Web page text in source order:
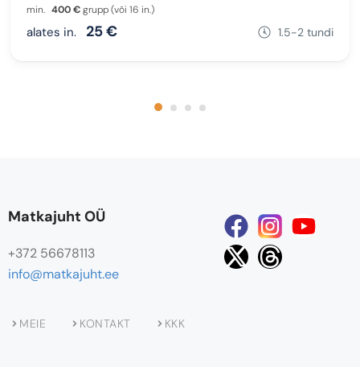
min. 400 €grupp (või 16 in.)
alates in. 25 € 1.5-2 tundi
Matkajuht OÜ
+372 56678113
info@matkajuht.ee
MEIE KONTAKT KKK